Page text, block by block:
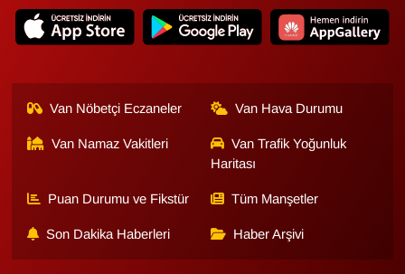
Van Nöbetçi Eczaneler Van Hava Durumu
Van Namaz Vakitleri
Van Trafik Yoğunluk
Haritası
Puan Durumu ve Fikstür Tüm Manşetler
Son Dakika Haberleri Haber Arşivi